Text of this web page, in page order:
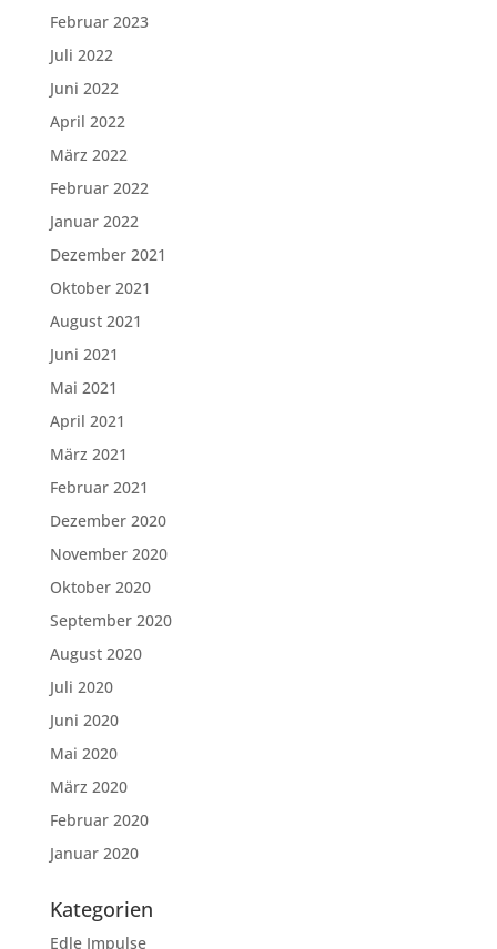
Februar 2023
Juli 2022
Juni 2022
April 2022
März 2022
Februar 2022
Januar 2022
Dezember 2021
Oktober 2021
August 2021
Juni 2021
Mai 2021
April 2021
März 2021
Februar 2021
Dezember 2020
November 2020
Oktober 2020
September 2020
August 2020
Juli 2020
Juni 2020
Mai 2020
März 2020
Februar 2020
Januar 2020
Kategorien
Edle Impulse